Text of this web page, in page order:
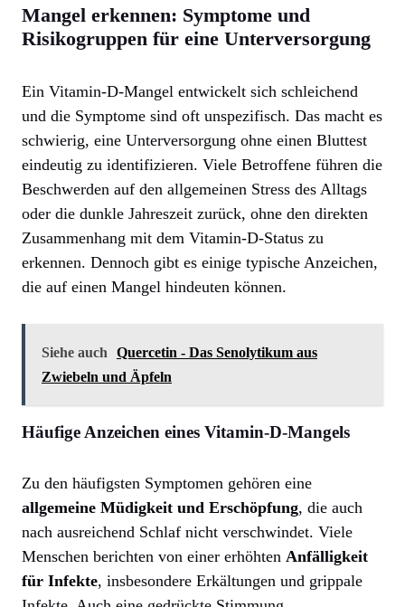
Mangel erkennen: Symptome und
Risikogruppen für eine Unterversorgung
Ein Vitamin-D-Mangel entwickelt sich schleichend
und die Symptome sind oft unspezifisch. Das macht es
schwierig, eine Unterversorgung ohne einen Bluttest
eindeutig zu identifizieren. Viele Betroffene führen die
Beschwerden auf den allgemeinen Stress des Alltags
oder die dunkle Jahreszeit zurück, ohne den direkten
Zusammenhang mit dem Vitamin-D-Status zu
erkennen. Dennoch gibt es einige typische Anzeichen,
die auf einen Mangel hindeuten können.
Siehe auch
Quercetin - Das Senolytikum aus
Zwiebeln und Äpfeln
Häufige Anzeichen eines Vitamin-D-Mangels
Zu den häufigsten Symptomen gehören eine
allgemeine Müdigkeit und Erschöpfung, die auch
nach ausreichend Schlaf nicht verschwindet. Viele
Menschen berichten von einer erhöhten Anfälligkeit
für Infekte, insbesondere Erkältungen und grippale